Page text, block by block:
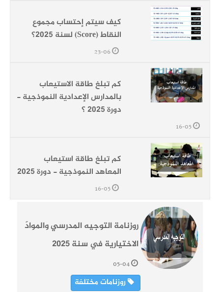
كيف سيتم إحتساب مجموع
النقاط (Score) لسنة 2025؟
كم تبلغ طاقة الاستيعاب
بالمدارس الإعدادية النموذجية -
دورة 2025 ؟
كم تبلغ طاقة استيعاب
المعاهد النموذجية - دورة 2025
روزنامة التوجيه المدرسي والموادّ
الاختيارية في سنة 2025
05-04
روزنامات مختلفة